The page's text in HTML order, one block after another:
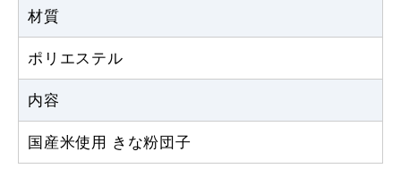
カゴへ
材質
ポリエステル
内容
国産米使用 きな粉団子